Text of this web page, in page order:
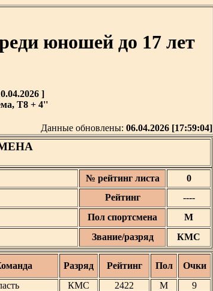
юношей до 17 лет
]
T8 + 4''
Данные обновлены: 06.04.2026 [17:59:04]
№ рейтинг листа
0
Рейтинг
----
Пол спортсмена
М
Звание/разряд КМС
Разряд Рейтинг Пол
Очки
КМС 2422 М
9